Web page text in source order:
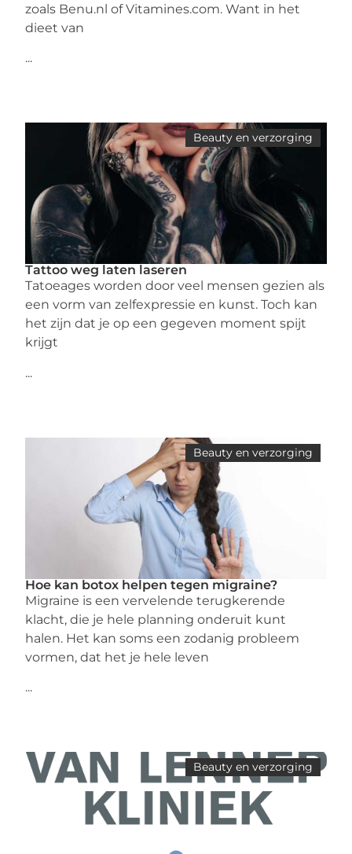
zoals Benu.nl of Vitamines.com. Want in het
dieet van
...
Beauty en verzorging
Tattoo weg laten laseren
Tatoeages worden door veel mensen gezien als
een vorm van zelfexpressie en kunst. Toch kan
het zijn dat je op een gegeven moment spijt
krijgt
...
Beauty en verzorging
Hoe kan botox helpen tegen migraine?
Migraine is een vervelende terugkerende
klacht, die je hele planning onderuit kunt
halen. Het kan soms een zodanig probleem
vormen, dat het je hele leven
...
Beauty en verzorging